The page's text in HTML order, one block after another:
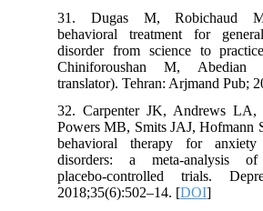
31. Dugas M, Robichaud
behavioral treatment for
disorder from science to
Chiniforoushan M,
translator). Tehran: Arjmand Pub;
32. Carpenter JK, Andrews
Powers MB, Smits JAJ, Hofmann
behavioral therapy for
disorders: a meta‐analysis
placebo‐controlled trials.
2018;35(6):502–14. [DOI